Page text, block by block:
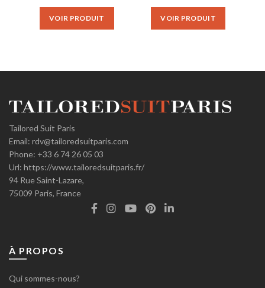
était :
est :
VOIR PRODUIT
était :
est :
boutons
VOIR PRODUIT
Tailored Suit Paris
Email: rdv@tailoredsuitparis.com
Phone: +33 6 74 26 05 03
Url: https://www.tailoredsuitparis.fr/
94 Rue Saint-Lazare,
75009 Paris, France
À PROPOS
Qui sommes-nous?